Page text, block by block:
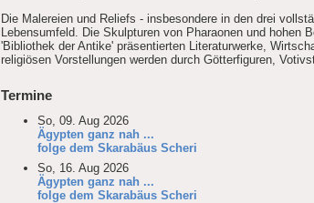
Die Malereien und Reliefs - insbesondere in den drei
Lebensumfeld. Die Skulpturen von Pharaonen und hohen
'Bibliothek der Antike' präsentierten Literaturwerke,
religiösen Vorstellungen werden durch Götterfiguren,
Termine
So, 09. Aug 2026
Ägypten ganz nah ...
folge dem Skarabäus Scheri
So, 16. Aug 2026
Ägypten ganz nah ...
folge dem Skarabäus Scheri